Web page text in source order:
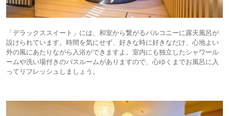
「デラックススイート」には、和室から繋がるバルコニーに露天風呂が
設けられています。時間を気にせず、好きな時に好きなだけ、心地よい
外の風にあたりながら入浴ができますよ。室内にも独立したシャワール
ームや洗い場付きのバスルームがありますので、心ゆくまでお風呂に入
ってリフレッシュしましょう。